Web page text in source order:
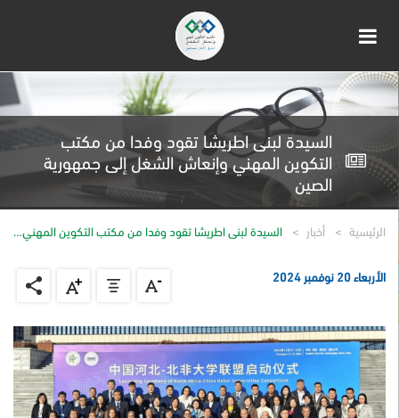
السيدة لبنى اطريشا تقود وفدا من مكتب
التكوين المهني وإنعاش الشغل إلى جمهورية
الصين
الرئيسية أخبار السيدة لبنى اطريشا تقود وفدا من مكتب التكوين المهني…
الأربعاء 20 نوفمبر 2024